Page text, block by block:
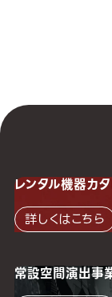
レンタル機器カ
詳しくはこちら
常設空間演出事